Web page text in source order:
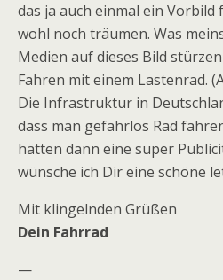
das ja auch einmal ein Vorbild
wohl noch träumen. Was
Medien auf dieses Bild
Fahren mit einem Lastenrad.
Die Infrastruktur in
dass man gefahrlos Rad
hätten dann eine super
wünsche ich Dir eine schöne
Mit klingelnden Grüßen
Dein Fahrrad
—